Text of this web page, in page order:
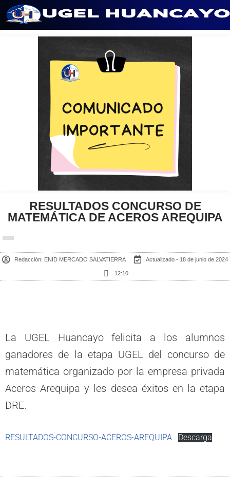
RESULTADOS CONCURSO DE
MATEMÁTICA DE ACEROS AREQUIPA
Redacción: ENID MERCADO SALVATIERRA Actualizado - 18 de junio de 2024
12:10
La UGEL Huancayo felicita a los alumnos
ganadores de la etapa UGEL del concurso de
matemática organizado por la empresa privada
Aceros Arequipa y les desea éxitos en la etapa
DRE.
RESULTADOS-CONCURSO-ACEROS-AREQUIPA Descarga